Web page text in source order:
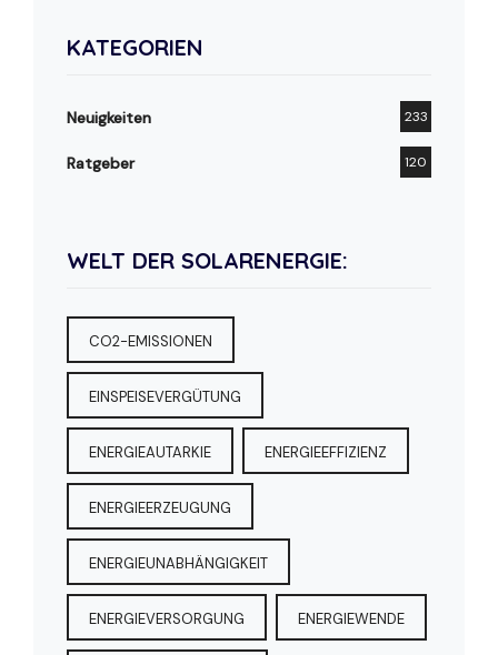
KATEGORIEN
Neuigkeiten 233
Ratgeber 120
WELT DER SOLARENERGIE:
CO2-EMISSIONEN
EINSPEISEVERGÜTUNG
ENERGIEAUTARKIE ENERGIEEFFIZIENZ
ENERGIEERZEUGUNG
ENERGIEUNABHÄNGIGKEIT
ENERGIEVERSORGUNG ENERGIEWENDE